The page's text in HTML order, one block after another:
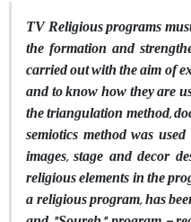
TV Religious programs
the formation and
carried out with the aim of
and to know how they are
the triangulation method,
semiotics method was
images, stage and decor
religious elements in the
a religious program, has